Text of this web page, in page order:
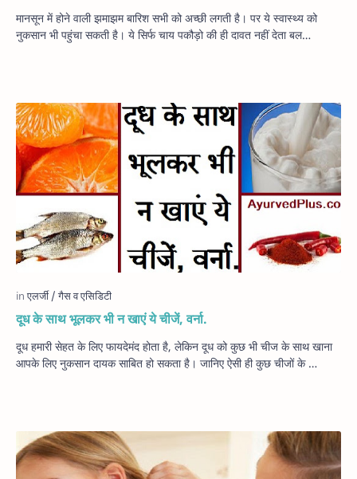
मानसून में होने वाली झमाझम बारिश सभी को अच्छी लगती है। पर ये स्वास्थ्य को
नुकसान भी पहुंचा सकती है। ये सिर्फ चाय पकौड़ो की ही दावत नहीं देता बल…
दूध के साथ भूलकर भी न खाएं ये चीजें, वर्ना.
दूध हमारी सेहत के लिए फायदेमंद होता है, लेकिन दूध को कुछ भी चीज के साथ खाना
आपके लिए नुकसान दायक साबित हो सकता है। जानिए ऐसी ही कुछ चीजों के …